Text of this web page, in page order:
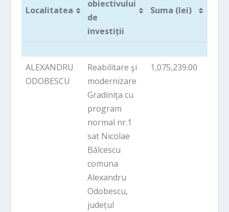
Localitatea
obiectivului
de
investiții
Suma (lei)
Localitatea
Denumirea
obiectivului
de
investiții
Suma (lei)
ALEXANDRU
ODOBESCU
Reabilitare şi
modernizare
Gradiniţa cu
program
normal nr.1
sat Nicolae
Bălcescu
comuna
Alexandru
Odobescu,
județul
1,075,239.00